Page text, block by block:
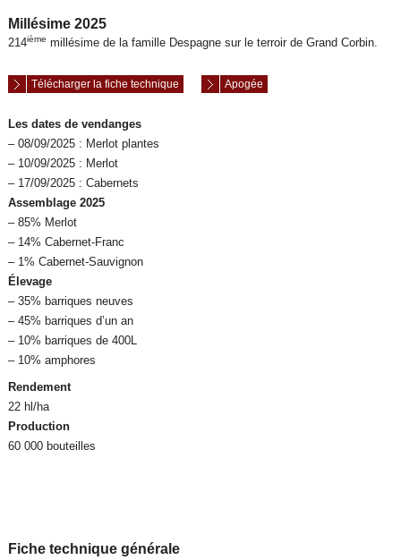
Millésime 2025
214ième millésime de la famille Despagne sur le terroir de Grand Corbin.
Télécharger la fiche technique Apogée
Les dates de vendanges
– 08/09/2025 : Merlot plantes
– 10/09/2025 : Merlot
– 17/09/2025 : Cabernets
Assemblage 2025
– 85% Merlot
– 14% Cabernet-Franc
– 1% Cabernet-Sauvignon
Élevage
– 35% barriques neuves
– 45% barriques d’un an
– 10% barriques de 400L
– 10% amphores
Rendement
22 hl/ha
Production
60 000 bouteilles
Fiche technique générale